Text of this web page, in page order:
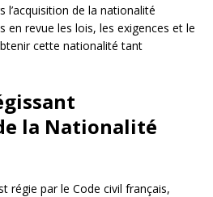
l’acquisition de la nationalité
en revue les lois, les exigences et le
cette nationalité tant
la Nationalité
régie par le Code civil français,